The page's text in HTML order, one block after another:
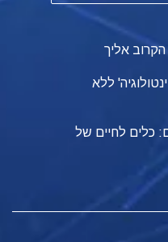
ללא
כלים לחיים של